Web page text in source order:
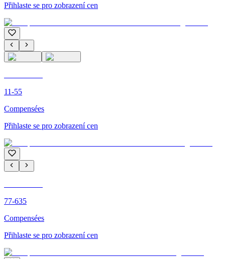
Přihlaste se pro zobrazení cen
11-55
Compensées
Přihlaste se pro zobrazení cen
77-635
Compensées
Přihlaste se pro zobrazení cen